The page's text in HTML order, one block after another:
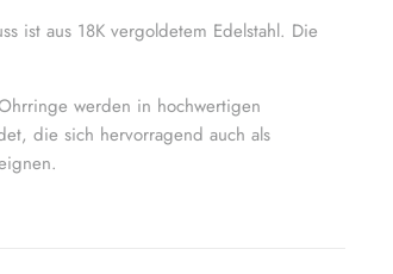
ist aus 18K vergoldetem Edelstahl. Die
werden in hochwertigen
die sich hervorragend auch als